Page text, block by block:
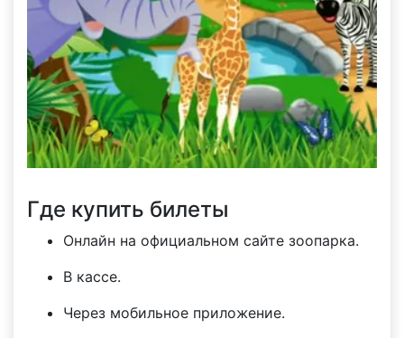
Где купить билеты
Онлайн на официальном сайте зоопарка.
В кассе.
Через мобильное приложение.